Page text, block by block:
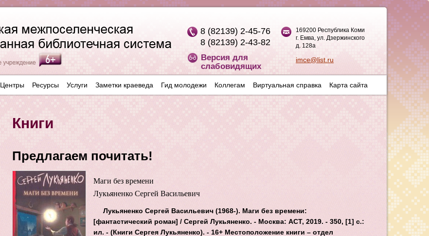
169200 Республика Коми
г. Емва, ул. Дзержинского
д. 128а
imce@list.ru
8 (82139) 2-45-76
8 (82139) 2-43-82
Версия для
слабовидящих
Центры Ресурсы Услуги Заметки краеведа Гид молодежи Коллегам Виртуальная справка Карта сайта
Книги
Предлагаем почитать!
Маги без времени
Лукьяненко Сергей Васильевич
Лукьяненко Сергей Васильевич (1968-). Маги без времени:
[фантастический роман] / Сергей Лукьяненко. - Москва: АСТ, 2019. - 350, [1] с.:
ил. - (Книги Сергея Лукьяненко). - 16+ Местоположение книги – отдел